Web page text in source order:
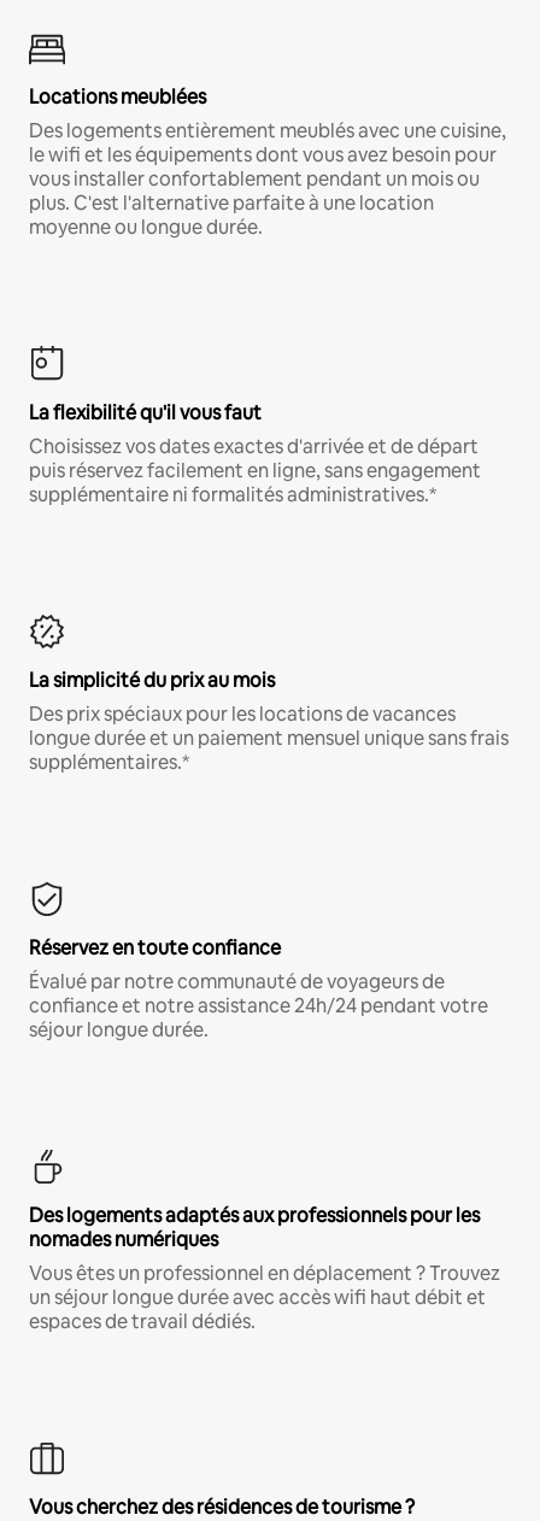
Locations meublées
Des logements entièrement meublés avec une cuisine,
le wifi et les équipements dont vous avez besoin pour
vous installer confortablement pendant un mois ou
plus. C'est l'alternative parfaite à une location
moyenne ou longue durée.
La flexibilité qu'il vous faut
Choisissez vos dates exactes d'arrivée et de départ
puis réservez facilement en ligne, sans engagement
supplémentaire ni formalités administratives.*
La simplicité du prix au mois
Des prix spéciaux pour les locations de vacances
longue durée et un paiement mensuel unique sans frais
supplémentaires.*
Réservez en toute confiance
Évalué par notre communauté de voyageurs de
confiance et notre assistance 24h/24 pendant votre
séjour longue durée.
Des logements adaptés aux professionnels pour les
nomades numériques
Vous êtes un professionnel en déplacement ? Trouvez
un séjour longue durée avec accès wifi haut débit et
espaces de travail dédiés.
Vous cherchez des résidences de tourisme ?